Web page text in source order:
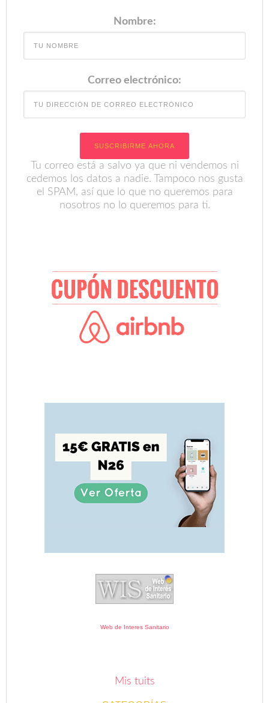
Nombre:
Correo electrónico:
Tu correo está a salvo ya que ni vendemos ni
cedemos los datos a nadie. Tampoco nos gusta
el SPAM, así que lo que no queremos para
nosotros no lo queremos para ti.
Web de Interes Sanitario
Mis tuits